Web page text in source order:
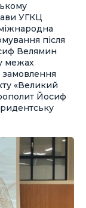
УГКЦ
після
Велямин
межах
«Великий
Йосиф